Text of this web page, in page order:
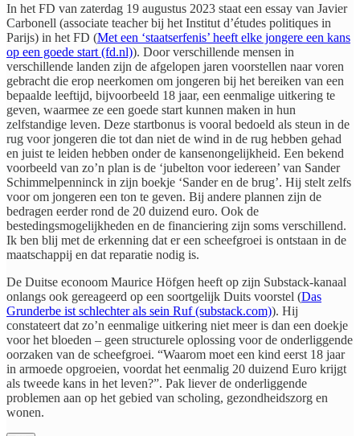
In het FD van zaterdag 19 augustus 2023 staat een essay van Javier
Carbonell (associate teacher bij het Institut d’études politiques in
Parijs) in het FD (Met een ‘staatserfenis’ heeft elke jongere een kans
op een goede start (fd.nl)). Door verschillende mensen in
verschillende landen zijn de afgelopen jaren voorstellen naar voren
gebracht die erop neerkomen om jongeren bij het bereiken van een
bepaalde leeftijd, bijvoorbeeld 18 jaar, een eenmalige uitkering te
geven, waarmee ze een goede start kunnen maken in hun
zelfstandige leven. Deze startbonus is vooral bedoeld als steun in de
rug voor jongeren die tot dan niet de wind in de rug hebben gehad
en juist te leiden hebben onder de kansenongelijkheid. Een bekend
voorbeeld van zo’n plan is de ‘jubelton voor iedereen’ van Sander
Schimmelpenninck in zijn boekje ‘Sander en de brug’. Hij stelt zelfs
voor om jongeren een ton te geven. Bij andere plannen zijn de
bedragen eerder rond de 20 duizend euro. Ook de
bestedingsmogelijkheden en de financiering zijn soms verschillend.
Ik ben blij met de erkenning dat er een scheefgroei is ontstaan in de
maatschappij en dat reparatie nodig is.​
De Duitse econoom Maurice Höfgen heeft op zijn Substack-kanaal
onlangs ook gereageerd op een soortgelijk Duits voorstel (Das
Grunderbe ist schlechter als sein Ruf (substack.com)). Hij
constateert dat zo’n eenmalige uitkering niet meer is dan een doekje
voor het bloeden – geen structurele oplossing voor de onderliggende
oorzaken van de scheefgroei. “Waarom moet een kind eerst 18 jaar
in armoede opgroeien, voordat het eenmalig 20 duizend Euro krijgt
als tweede kans in het leven?”. Pak liever de onderliggende
problemen aan op het gebied van scholing, gezondheidszorg en
wonen.